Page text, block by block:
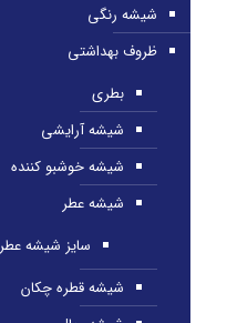
شیشه رنگی
ظروف بهداشتی
بطری
شیشه آرایشی
شیشه خوشبو کننده
شیشه عطر
سایز شیشه عطر
شیشه قطره چکان